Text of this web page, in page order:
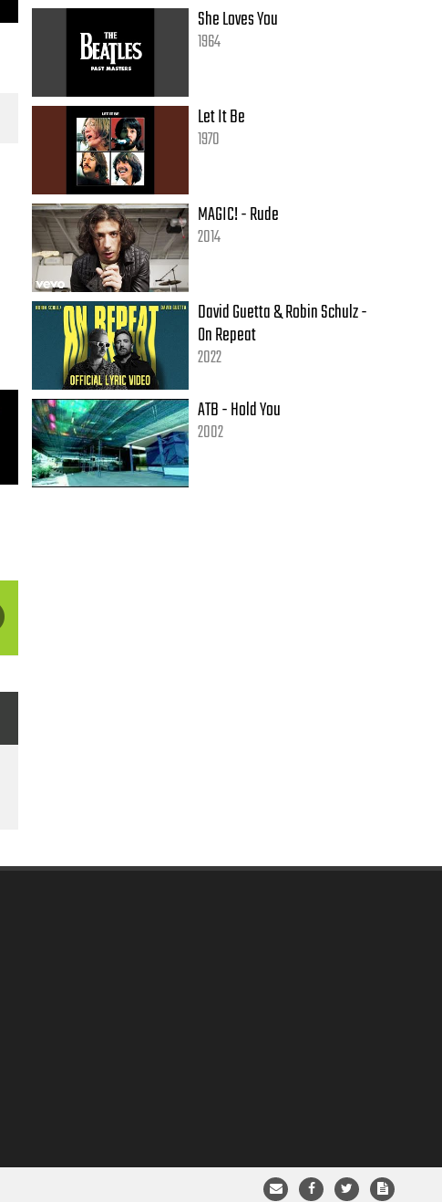
She Loves You
1964
Let It Be
1970
MAGIC! - Rude
2014
David Guetta & Robin Schulz -
On Repeat
2022
ATB - Hold You
2002